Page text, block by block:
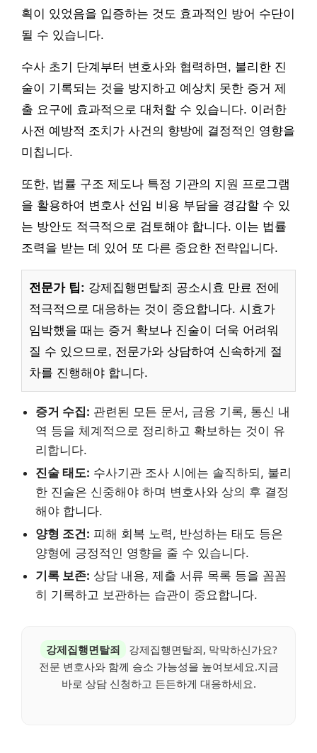
획이 있었음을 입증하는 것도 효과적인 방어 수단이
될 수 있습니다.
수사 초기 단계부터 변호사와 협력하면, 불리한 진
술이 기록되는 것을 방지하고 예상치 못한 증거 제
출 요구에 효과적으로 대처할 수 있습니다. 이러한
사전 예방적 조치가 사건의 향방에 결정적인 영향을
미칩니다.
또한, 법률 구조 제도나 특정 기관의 지원 프로그램
을 활용하여 변호사 선임 비용 부담을 경감할 수 있
는 방안도 적극적으로 검토해야 합니다. 이는 법률
조력을 받는 데 있어 또 다른 중요한 전략입니다.
전문가 팁: 강제집행면탈죄 공소시효 만료 전에
적극적으로 대응하는 것이 중요합니다. 시효가
임박했을 때는 증거 확보나 진술이 더욱 어려워
질 수 있으므로, 전문가와 상담하여 신속하게 절
차를 진행해야 합니다.
증거 수집: 관련된 모든 문서, 금융 기록, 통신 내
역 등을 체계적으로 정리하고 확보하는 것이 유
리합니다.
진술 태도: 수사기관 조사 시에는 솔직하되, 불리
한 진술은 신중해야 하며 변호사와 상의 후 결정
해야 합니다.
양형 조건: 피해 회복 노력, 반성하는 태도 등은
양형에 긍정적인 영향을 줄 수 있습니다.
기록 보존: 상담 내용, 제출 서류 목록 등을 꼼꼼
히 기록하고 보관하는 습관이 중요합니다.
강제집행면탈죄
강제집행면탈죄, 막막하신가요?
전문 변호사와 함께 승소 가능성을 높여보세요.지금
바로 상담 신청하고 든든하게 대응하세요.